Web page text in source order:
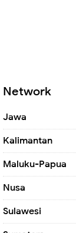
Network
Jawa
Kalimantan
Maluku-Papua
Nusa
Sulawesi